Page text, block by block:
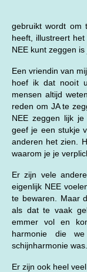
gebruikt wordt om
heeft, illustreert
NEE kunt zeggen
Een vriendin van
hoef ik dat nooit
mensen altijd
reden om JA te
NEE zeggen lijk
geef je een stukje
anderen het zien.
waarom je je
Er zijn vele
eigenlijk NEE
te bewaren. Maar
als dat te vaak
emmer vol en
harmonie die
schijnharmonie was.
Er zijn ook heel